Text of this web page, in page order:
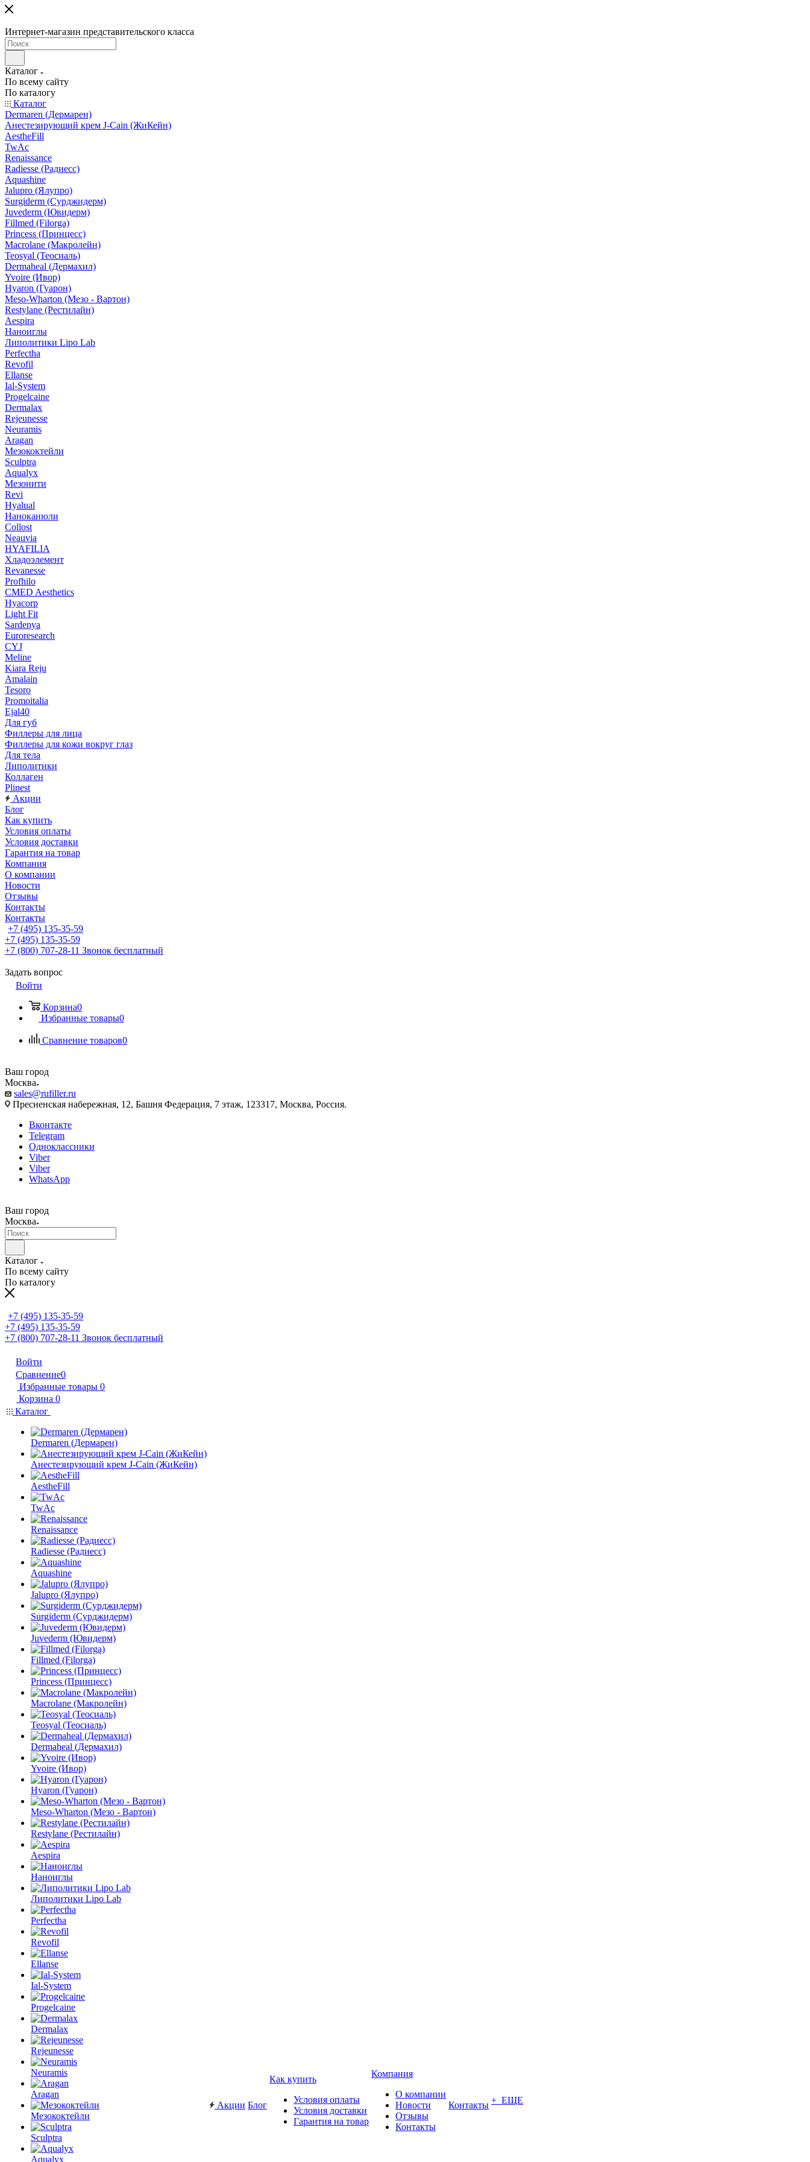
Интернет-магазин представительского класса
Каталог
По всему сайту
По каталогу
Каталог
Dermaren (Дермарен)
Анестезирующий крем J-Cain (ЖиКейн)
AestheFill
TwAc
Renaissance
Radiesse (Радиесс)
Aquashine
Jalupro (Ялупро)
Surgiderm (Сурджидерм)
Juvederm (Ювидерм)
Fillmed (Filorga)
Princess (Принцесс)
Macrolane (Макролейн)
Teosyal (Теосиаль)
Dermaheal (Дермахил)
Yvoire (Ивор)
Hyaron (Гуарон)
Meso-Wharton (Мезо - Вартон)
Restylane (Рестилайн)
Aespira
Наноиглы
Липолитики Lipo Lab
Perfectha
Revofil
Ellanse
Ial-System
Progelcaine
Dermalax
Rejeunesse
Neuramis
Aragan
Мезококтейли
Sculptra
Aqualyx
Мезонити
Revi
Hyalual
Наноканюли
Collost
Neauvia
HYAFILIA
Хладоэлемент
Revanesse
Profhilo
CMED Aesthetics
Hyacorp
Light Fit
Sardenya
Euroresearch
CYJ
Meline
Kiara Reju
Amalain
Tesoro
Promoitalia
Ejal40
Для губ
Филлеры для лица
Филлеры для кожи вокруг глаз
Для тела
Липолитики
Коллаген
Plinest
Акции
Блог
Как купить
Условия оплаты
Условия доставки
Гарантия на товар
Компания
О компании
Новости
Отзывы
Контакты
Контакты
+7 (495) 135-35-59
+7 (495) 135-35-59
+7 (800) 707-28-11 Звонок бесплатный
Задать вопрос
Войти
Корзина0
Избранные товары0
Сравнение товаров0
Ваш город
Москва
sales@rufiller.ru
Пресненская набережная, 12, Башня Федерация, 7 этаж, 123317, Москва, Россия.
Вконтакте
Telegram
Одноклассники
Viber
Viber
WhatsApp
Ваш город
Москва
Каталог
По всему сайту
По каталогу
+7 (495) 135-35-59
+7 (495) 135-35-59
+7 (800) 707-28-11 Звонок бесплатный
Войти
Сравнение0
Избранные товары 0
Корзина 0
Каталог
Dermaren (Дермарен)
Анестезирующий крем J-Cain (ЖиКейн)
AestheFill
TwAc
Renaissance
Radiesse (Радиесс)
Aquashine
Jalupro (Ялупро)
Surgiderm (Сурджидерм)
Juvederm (Ювидерм)
Fillmed (Filorga)
Princess (Принцесс)
Macrolane (Макролейн)
Teosyal (Теосиаль)
Dermaheal (Дермахил)
Yvoire (Ивор)
Hyaron (Гуарон)
Meso-Wharton (Мезо - Вартон)
Restylane (Рестилайн)
Aespira
Наноиглы
Липолитики Lipo Lab
Perfectha
Revofil
Ellanse
Ial-System
Progelcaine
Dermalax
Rejeunesse
Neuramis
Aragan
Мезококтейли
Sculptra
Aqualyx
Акции Блог
Как купить
Условия оплаты
Условия доставки
Гарантия на товар
Компания
О компании
Новости
Отзывы
Контакты
Контакты + ЕЩЕ